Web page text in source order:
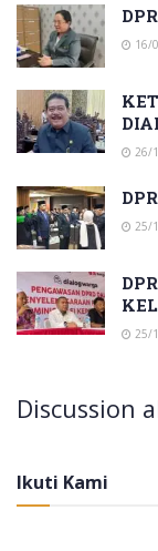
16/
26/
25/
25/
Discussion
Ikuti Kami